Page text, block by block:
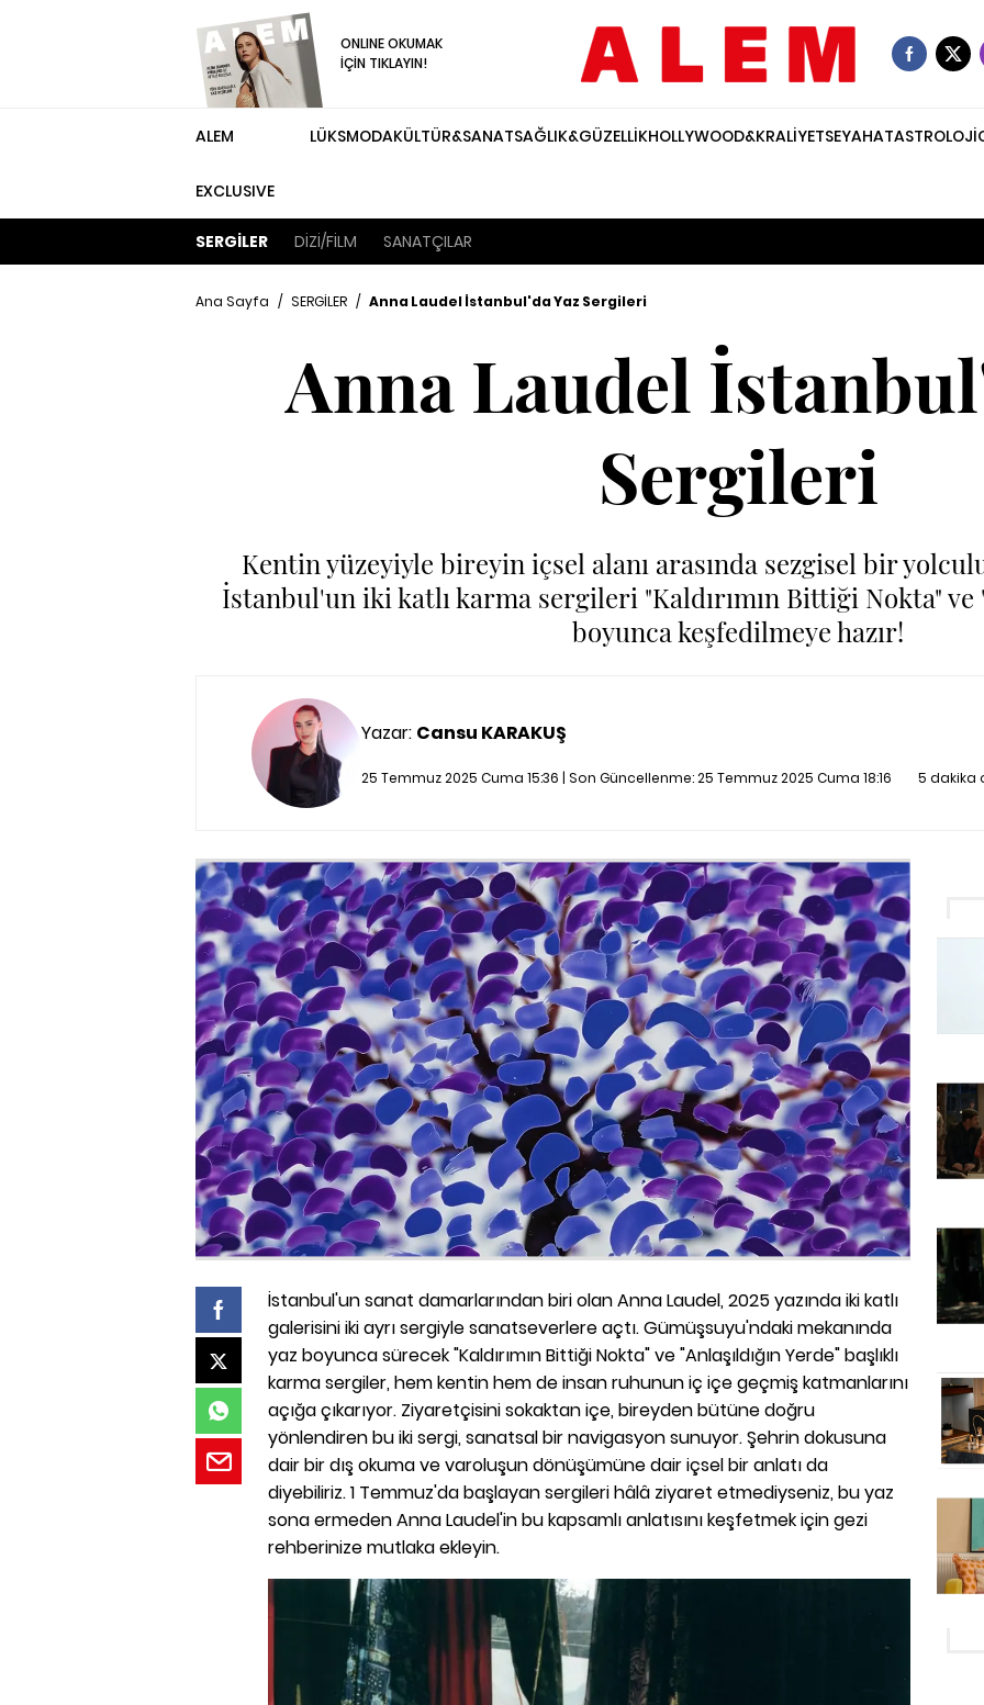
ONLINE OKUMAK
İÇİN TIKLAYIN!
ALEM
EXCLUSIVE
LÜKSMODAKÜLTÜR&SANATSAĞLIK&GÜZELLİKHOLLYWOOD&KRALİYETSEYAHATASTROLOJİ
SERGİLER DİZİ/FİLM SANATÇILAR
Ana Sayfa / SERGİLER / Anna Laudel İstanbul'da Yaz Sergileri
Anna Laudel
Sergileri
Kentin yüzeyiyle bireyin içsel alanı arasında sezgisel bir
İstanbul'un iki katlı karma sergileri "Kaldırımın Bittiği Nokta" ve
boyunca keşfedilmeye hazır!
Yazar: Cansu KARAKUŞ
25 Temmuz 2025 Cuma 15:36 | Son Güncellenme:25 Temmuz 2025 Cuma 18:16 5 dakika
İstanbul'un sanat damarlarından biri olan Anna Laudel, 2025 yazında iki katlı
galerisini iki ayrı sergiyle sanatseverlere açtı. Gümüşsuyu'ndaki mekanında
yaz boyunca sürecek "Kaldırımın Bittiği Nokta" ve "Anlaşıldığın Yerde" başlıklı
karma sergiler, hem kentin hem de insan ruhunun iç içe geçmiş katmanlarını
açığa çıkarıyor. Ziyaretçisini sokaktan içe, bireyden bütüne doğru
yönlendiren bu iki sergi, sanatsal bir navigasyon sunuyor. Şehrin dokusuna
dair bir dış okuma ve varoluşun dönüşümüne dair içsel bir anlatı da
diyebiliriz. 1 Temmuz'da başlayan sergileri hâlâ ziyaret etmediyseniz, bu yaz
sona ermeden Anna Laudel'in bu kapsamlı anlatısını keşfetmek için gezi
rehberinize mutlaka ekleyin.